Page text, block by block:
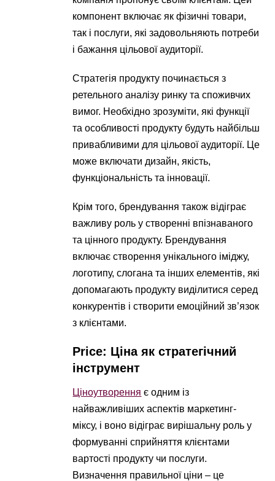
компонент включає як фізичні товари,
так і послуги, які задовольняють потреби
і бажання цільової аудиторії.
Стратегія продукту починається з
ретельного аналізу ринку та споживчих
вимог. Необхідно зрозуміти, які функції
та особливості продукту будуть найбільш
привабливими для цільової аудиторії. Це
може включати дизайн, якість,
функціональність та інновації.
Крім того, брендування також відіграє
важливу роль у створенні впізнаваного
та цінного продукту. Брендування
включає створення унікального іміджу,
логотипу, слогана та інших елементів, які
допомагають продукту виділитися серед
конкурентів і створити емоційний зв’язок
з клієнтами.
Price: Ціна як стратегічний
інструмент
Ціноутворення є одним із
найважливіших аспектів маркетинг-
міксу, і воно відіграє вирішальну роль у
формуванні сприйняття клієнтами
вартості продукту чи послуги.
Визначення правильної ціни – це